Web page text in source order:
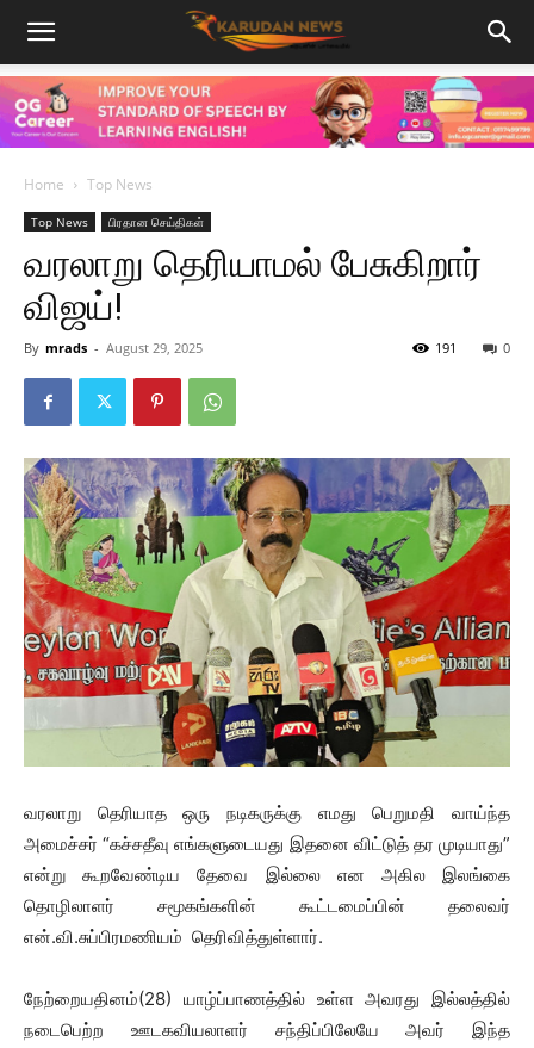
Home Top News
Top News பிரதான செய்திகள்
வரலாறு தெரியாமல் பேசுகிறார்
விஜய்!
By mrads - August 29, 2025 0
191
வரலாறு தெரியாத ஒரு நடிகருக்கு எமது பெறுமதி வாய்ந்த
அமைச்சர் “கச்சதீவு எங்களுடையது இதனை விட்டுத் தர முடியாது”
என்று கூறவேண்டிய தேவை இல்லை என அகில இலங்கை
தொழிலாளர் சமூகங்களின் கூட்டமைப்பின் தலைவர்
என்.வி.சுப்பிரமணியம் தெரிவித்துள்ளார்.
நேற்றையதினம்(28) யாழ்ப்பாணத்தில் உள்ள அவரது இல்லத்தில்
நடைபெற்ற ஊடகவியலாளர் சந்திப்பிலேயே அவர் இந்த